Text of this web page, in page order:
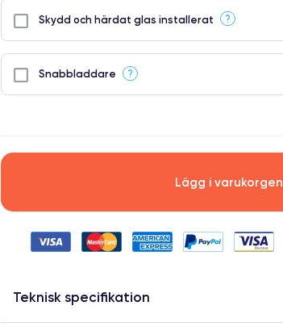
Skydd och härdat glas installerat ?
Snabbladdare ?
Lägg i varukorgen
Teknisk specifikation